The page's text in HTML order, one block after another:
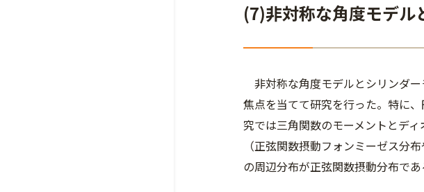
(7)非対称な角度モデル
非対称な角度モデルとシリンダ
焦点を当てて研究を行った。特に
究では三角関数のモーメントとデ
（正弦関数摂動フォンミーゼス分
の周辺分布が正弦関数摂動分布で